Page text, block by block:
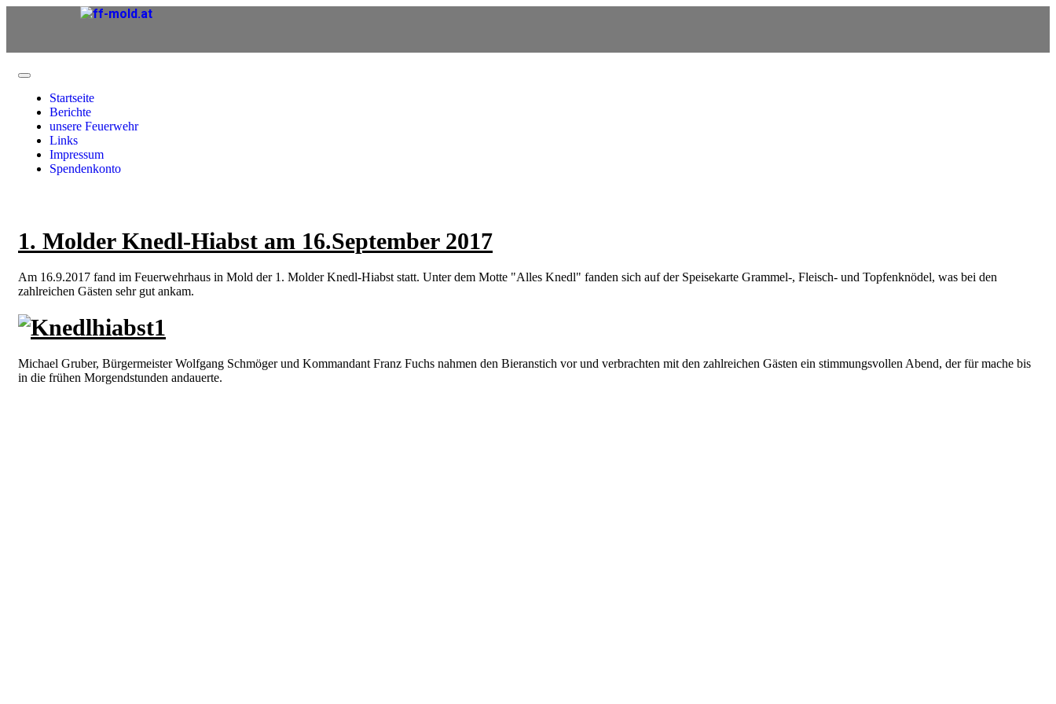
Startseite
Berichte
unsere Feuerwehr
Links
Impressum
Spendenkonto
1. Molder Knedl-Hiabst am 16.September 2017
Am 16.9.2017 fand im Feuerwehrhaus in Mold der 1. Molder Knedl-Hiabst statt. Unter dem Motte "Alles Knedl" fanden sich auf der Speisekarte Grammel-, Fleisch- und Topfenknödel, was bei den
zahlreichen Gästen sehr gut ankam.
Michael Gruber, Bürgermeister Wolfgang Schmöger und Kommandant Franz Fuchs nahmen den Bieranstich vor und verbrachten mit den zahlreichen Gästen ein stimmungsvollen Abend, der für mache bis
in die frühen Morgendstunden andauerte.